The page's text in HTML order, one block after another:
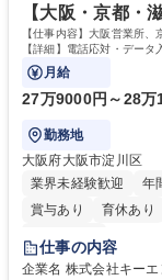
を込めてコミュニケ
す。 学歴・資格 学歴：大学院 大学 高専 短大 専修学校 高校 語学力： 資
格：
【大阪・京都
【仕事内容】大阪営業所
【詳細】電話応対・デー
で発生する事務業務や業務
月給
27万9000円～28万
勤務地
大阪府大阪市淀川区
業界未経験歓迎
年
賞与あり
育休あり
土日祝休み
仕事の内容
企業名 株式会社キーエンス 求人名 【大阪・京都・滋賀】